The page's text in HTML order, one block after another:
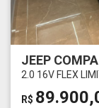
JEEP
2.0 16V FLEX
R$